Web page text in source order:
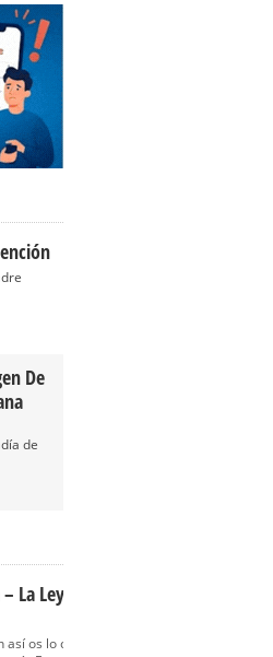
De
de
La Leyenda De
os lo cuento… La